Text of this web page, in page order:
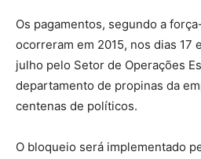
Os pagamentos, segundo a
ocorreram em 2015, nos dias 17
julho pelo Setor de Operações
departamento de propinas da
centenas de políticos.
O bloqueio será implementado